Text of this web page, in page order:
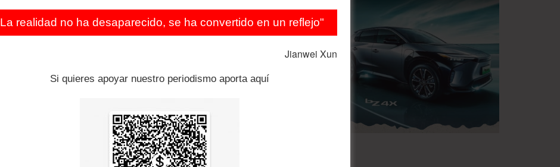
Muamar Gadafi.
de Estado y su entorno crearon una “red” de
evolución de los procesos judiciales que amenazan al
entre 2007 y 2012.
actuaba de intermediario recabando la información que
al presidente y cambia este último le habría
buscaba en la administración de Mónaco.
realidad no ha desaparecido, se ha convertido en un reflejo"
Jianwei Xun
Si quieres apoyar nuestro periodismo aporta aquí